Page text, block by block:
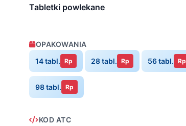
Tabletki powlekane
OPAKOWANIA
14 tabl. Rp 28 tabl. Rp 56 tabl. Rp
98 tabl. Rp
KOD ATC